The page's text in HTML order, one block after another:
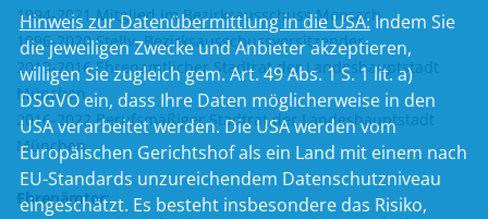
1994-2021 Mitglied im Bezirksausschuss Moosach
1996-2020 Stellv. Bezirksausschussvorsitzender
2013-2016 Ehrenamtlicher Stadtrat der Landeshauptstadt
München
2016-2022 Berufsmäßiger Stadtrat der Landeshauptstadt
München
Ehrenämter:
Hinweis zur Datenübermittlung in die USA: Indem Sie
die jeweiligen Zwecke und Anbieter akzeptieren,
willigen Sie zugleich gem. Art. 49 Abs. 1 S. 1 lit. a)
DSGVO ein, dass Ihre Daten möglicherweise in den
USA verarbeitet werden. Die USA werden vom
Europäischen Gerichtshof als ein Land mit einem nach
EU-Standards unzureichendem Datenschutzniveau
eingeschätzt. Es besteht insbesondere das Risiko,